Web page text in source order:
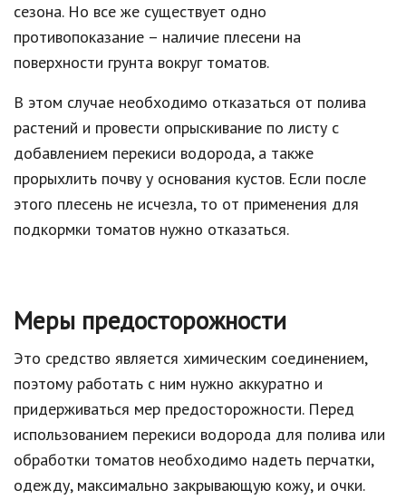
сезона. Но все же существует одно
противопоказание – наличие плесени на
поверхности грунта вокруг томатов.
В этом случае необходимо отказаться от полива
растений и провести опрыскивание по листу с
добавлением перекиси водорода, а также
прорыхлить почву у основания кустов. Если после
этого плесень не исчезла, то от применения для
подкормки томатов нужно отказаться.
Меры предосторожности
Это средство является химическим соединением,
поэтому работать с ним нужно аккуратно и
придерживаться мер предосторожности. Перед
использованием перекиси водорода для полива или
обработки томатов необходимо надеть перчатки,
одежду, максимально закрывающую кожу, и очки.